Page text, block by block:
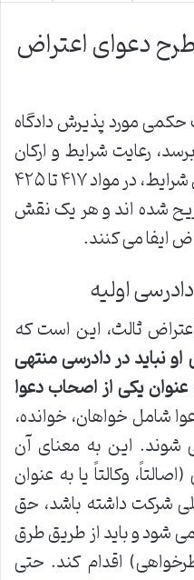
دعوای اعتراض
حکمی مورد پذیرش دادگاه
رعایت شرایط و ارکان
قانونی خاصی الزامی است. این شرایط، در مواد ۴۱۷ تا ۴۲۵
شده اند و هر یک نقش
ایفا می کنند.
ثالث، این است که
نباید در دادرسی منتهی
یکی از اصحاب دعوا
شامل خواهان، خوانده،
شوند. این به معنای آن
وکالتاً یا به عنوان
شرکت داشته باشد، حق
شود و باید از طریق طرق
اقدام کند. حتی